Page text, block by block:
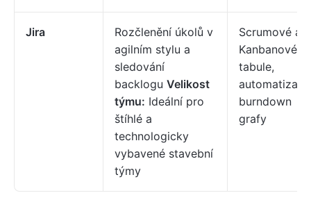
Jira
Rozčlenění úkolů v
agilním stylu a
sledování
backlogu Velikost
týmu: Ideální pro
štíhlé a
technologicky
vybavené stavební
týmy
Scrumové a
Kanbanové
tabule,
burndown
grafy